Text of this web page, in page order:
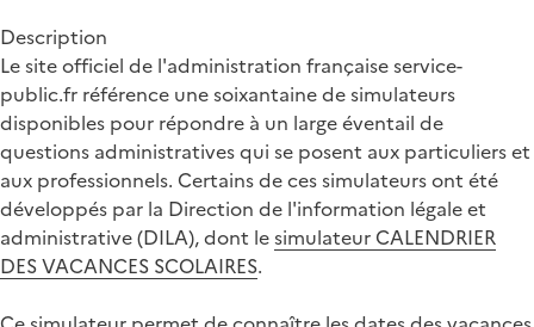
Description
Le site officiel de l'administration française service-
public.fr référence une soixantaine de simulateurs
disponibles pour répondre à un large éventail de
questions administratives qui se posent aux particuliers et
aux professionnels. Certains de ces simulateurs ont été
développés par la Direction de l'information légale et
administrative (DILA), dont lesimulateur CALENDRIER
DES VACANCES SCOLAIRES.